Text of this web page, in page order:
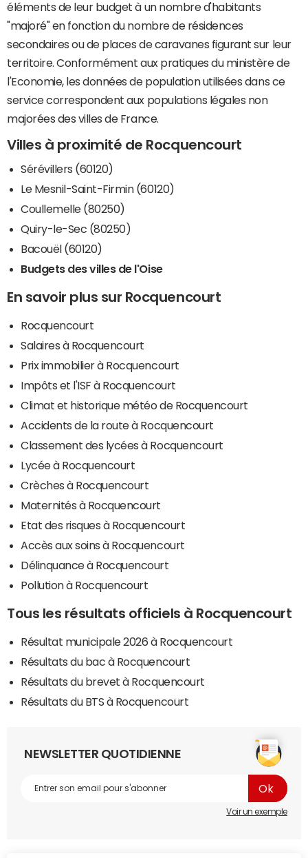
éléments de leur budget à un nombre d'habitants
"majoré" en fonction du nombre de résidences
secondaires ou de places de caravanes figurant sur leur
territoire. Conformément aux pratiques du ministère de
l'Economie, les données de population utilisées dans ce
service correspondent aux populations légales non
majorées des villes de France.
Villes à proximité de Rocquencourt
Sérévillers (60120)
Le Mesnil-Saint-Firmin (60120)
Coullemelle (80250)
Quiry-le-Sec (80250)
Bacouël (60120)
Budgets des villes de l'Oise
En savoir plus sur Rocquencourt
Rocquencourt
Salaires à Rocquencourt
Prix immobilier à Rocquencourt
Impôts et l'ISF à Rocquencourt
Climat et historique météo de Rocquencourt
Accidents de la route à Rocquencourt
Classement des lycées à Rocquencourt
Lycée à Rocquencourt
Crèches à Rocquencourt
Maternités à Rocquencourt
Etat des risques à Rocquencourt
Accès aux soins à Rocquencourt
Délinquance à Rocquencourt
Pollution à Rocquencourt
Tous les résultats officiels à Rocquencourt
Résultat municipale 2026 à Rocquencourt
Résultats du bac à Rocquencourt
Résultats du brevet à Rocquencourt
Résultats du BTS à Rocquencourt
NEWSLETTER QUOTIDIENNE
Voir un exemple